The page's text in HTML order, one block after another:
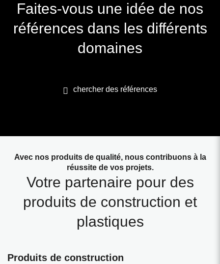
Faites-vous une idée de nos
références dans les différents
domaines
chercher des références
Avec nos produits de qualité, nous contribuons à la
réussite de vos projets.
Votre partenaire pour des
produits de construction et
plastiques
Produits de construction